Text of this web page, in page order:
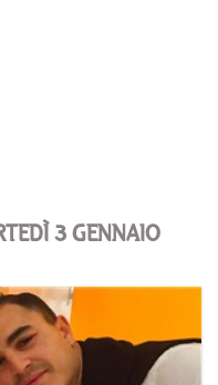
3 GENNAIO